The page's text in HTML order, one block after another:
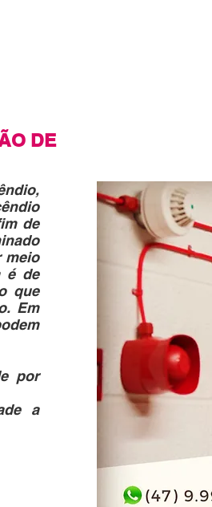
DE
de
meio
é de
que
Em
por
a